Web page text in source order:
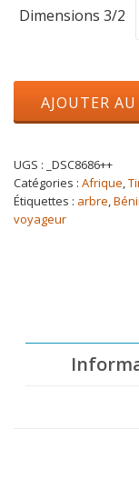
Dimensions 3/2
L'arbre
voyageur
AJOUTER
UGS : _DSC8686++
Catégories : Afrique,
Étiquettes : arbre,
voyageur